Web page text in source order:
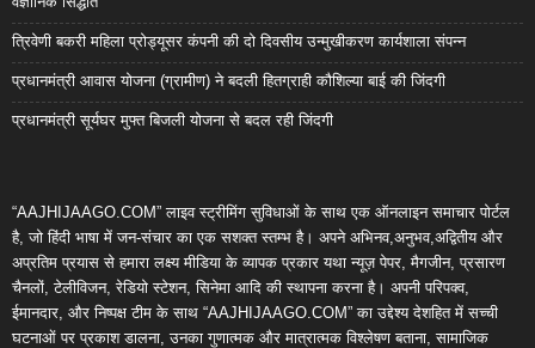
त्रिवेणी बकरी महिला प्रोड्यूसर कंपनी की दो दिवसीय उन्मुखीकरण कार्यशाला संपन्न
प्रधानमंत्री आवास योजना (ग्रामीण) ने बदली हितग्राही कौशिल्या बाई की जिंदगी
प्रधानमंत्री सूर्यघर मुफ्त बिजली योजना से बदल रही जिंदगी
“AAJHIJAAGO.COM” लाइव स्ट्रीमिंग सुविधाओं के साथ एक ऑनलाइन समाचार पोर्टल
है, जो हिंदी भाषा में जन-संचार का एक सशक्त स्तम्भ है। अपने अभिनव,अनुभव,अद्वितीय और
अप्रतिम प्रयास से हमारा लक्ष्य मीडिया के व्यापक प्रकार यथा न्यूज़ पेपर, मैगजीन, प्रसारण
चैनलों, टेलीविजन, रेडियो स्टेशन, सिनेमा आदि की स्थापना करना है। अपनी परिपक्व,
ईमानदार, और निष्पक्ष टीम के साथ “AAJHIJAAGO.COM” का उद्देश्य देशहित में सच्ची
घटनाओं पर प्रकाश डालना, उनका गुणात्मक और मात्रात्मक विश्लेषण बताना, सामाजिक